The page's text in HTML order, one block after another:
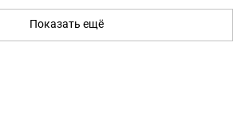
Показать ещё